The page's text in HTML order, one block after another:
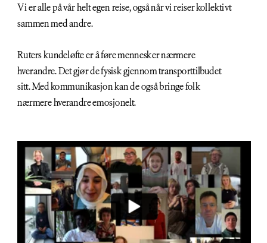
Vi er alle på vår helt egen reise, også når vi reiser kollektivt
sammen med andre.
Ruters kundeløfte er å føre mennesker nærmere
hverandre. Det gjør de fysisk gjennom transporttilbudet
sitt. Med kommunikasjon kan de også bringe folk
nærmere hverandre emosjonelt.